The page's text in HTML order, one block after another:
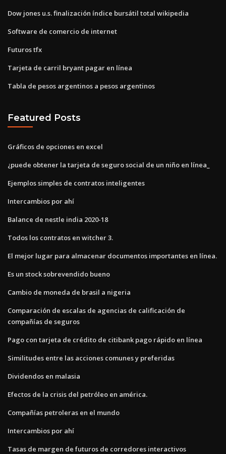
Dow jones u.s. finalización índice bursátil total wikipedia
Software de comercio de internet
Futuros tfx
Tarjeta de carril bryant pagar en línea
Tabla de pesos argentinos a pesos argentinos
Featured Posts
Gráficos de opciones en excel
¿puede obtener la tarjeta de seguro social de un niño en línea_
Ejemplos simples de contratos inteligentes
Intercambios por ahí
Balance de nestle india 2020-18
Todos los contratos en witcher 3.
El mejor lugar para almacenar documentos importantes en línea.
Es un stock sobrevendido bueno
Cambio de moneda de brasil a nigeria
Comparación de escalas de agencias de calificación de
compañías de seguros
Pago con tarjeta de crédito de citibank pago rápido en línea
Similitudes entre las acciones comunes y preferidas
Dividendos en malasia
Efectos de la crisis del petróleo en américa.
Compañías petroleras en el mundo
Intercambios por ahí
Tasas de margen de futuros de corredores interactivos